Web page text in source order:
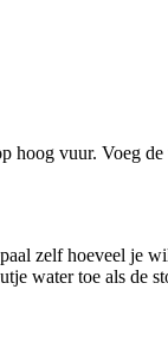
vuur. Voeg
zelf hoeveel
water toe als de